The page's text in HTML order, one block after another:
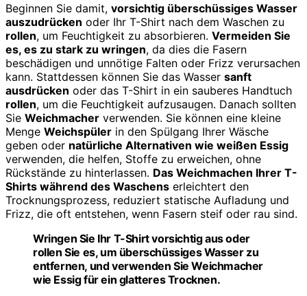
Beginnen Sie damit, vorsichtig überschüssiges Wasser
auszudrücken oder Ihr T-Shirt nach dem Waschen zu
rollen, um Feuchtigkeit zu absorbieren. Vermeiden Sie
es, es zu stark zu wringen, da dies die Fasern
beschädigen und unnötige Falten oder Frizz verursachen
kann. Stattdessen können Sie das Wasser sanft
ausdrücken oder das T-Shirt in ein sauberes Handtuch
rollen, um die Feuchtigkeit aufzusaugen. Danach sollten
Sie Weichmacher verwenden. Sie können eine kleine
Menge Weichspüler in den Spülgang Ihrer Wäsche
geben oder natürliche Alternativen wie weißen Essig
verwenden, die helfen, Stoffe zu erweichen, ohne
Rückstände zu hinterlassen. Das Weichmachen Ihrer T-
Shirts während des Waschens erleichtert den
Trocknungsprozess, reduziert statische Aufladung und
Frizz, die oft entstehen, wenn Fasern steif oder rau sind.
Wringen Sie Ihr T-Shirt vorsichtig aus oder
rollen Sie es, um überschüssiges Wasser zu
entfernen, und verwenden Sie Weichmacher
wie Essig für ein glatteres Trocknen.